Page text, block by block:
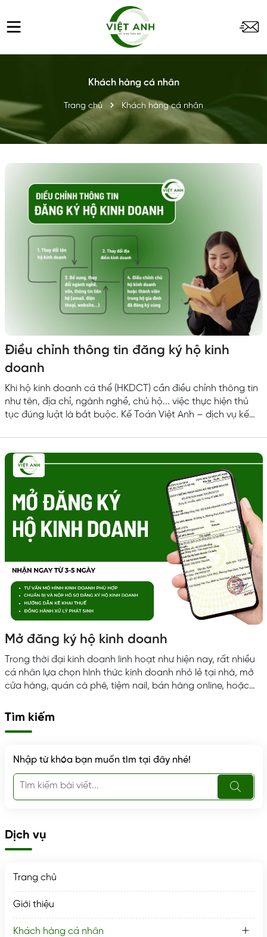
Khách hàng cá nhân
Trang chủ Khách hàng cá nhân
Điều chỉnh thông tin đăng ký hộ kinh
doanh
Khi hộ kinh doanh cá thể (HKDCT) cần điều chỉnh thông tin
như tên, địa chỉ, ngành nghề, chủ hộ... việc thực hiện thủ
tục đúng luật là bắt buộc. Kế Toán Việt Anh – dịch vụ kế
như hồ sơ cần thiết để thay đổi giấy phép kinh doanh một
cách chuyên nghiệp và hiệu quả. 1. Những trường hợp cần
thay đổi giấy phép hộ kinh doanh...
Mở đăng ký hộ kinh doanh
Trong thời đại kinh doanh linh hoạt như hiện nay, rất nhiều
cá nhân lựa chọn hình thức kinh doanh nhỏ lẻ tại nhà, mở
cửa hàng, quán cà phê, tiệm nail, bán hàng online, hoặc
hiểu rõ rằng để hoạt động hợp pháp và ổn định lâu dài,
Tìm kiếm
Nhập từ khóa bạn muốn tìm tại đây nhé!
Dịch vụ
Trang chủ
Giới thiệu
Khách hàng cá nhân